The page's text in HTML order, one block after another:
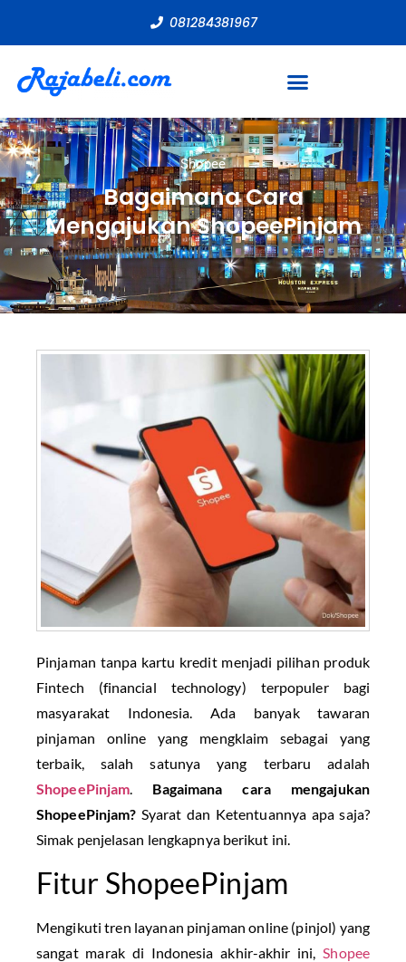
081284381967
Shopee
Bagaimana Cara
Mengajukan ShopeePinjam
Pinjaman tanpa kartu kredit menjadi pilihan produk
Fintech (financial technology) terpopuler bagi
masyarakat Indonesia. Ada banyak tawaran
pinjaman online yang mengklaim sebagai yang
terbaik, salah satunya yang terbaru adalah
ShopeePinjam. Bagaimana cara mengajukan
ShopeePinjam? Syarat dan Ketentuannya apa saja?
Simak penjelasan lengkapnya berikut ini.
Fitur ShopeePinjam
Mengikuti tren layanan pinjaman online (pinjol) yang
sangat marak di Indonesia akhir-akhir ini, Shopee